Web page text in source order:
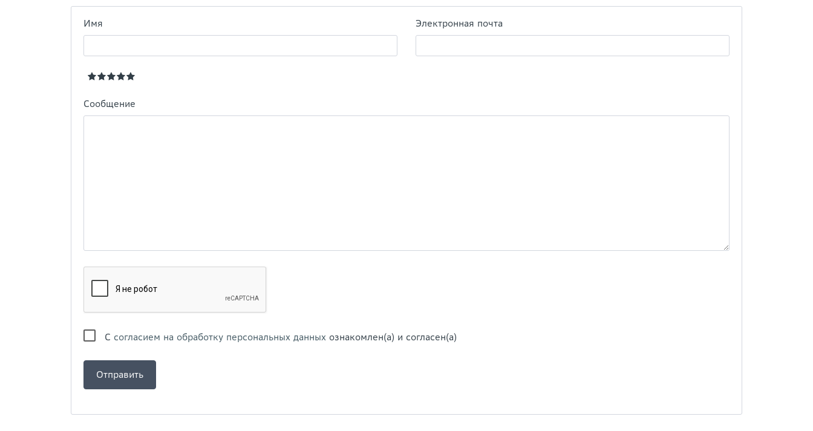
Имя Электронная почта
Сообщение
С согласием на обработку персональных данных ознакомлен(а) и согласен(а)